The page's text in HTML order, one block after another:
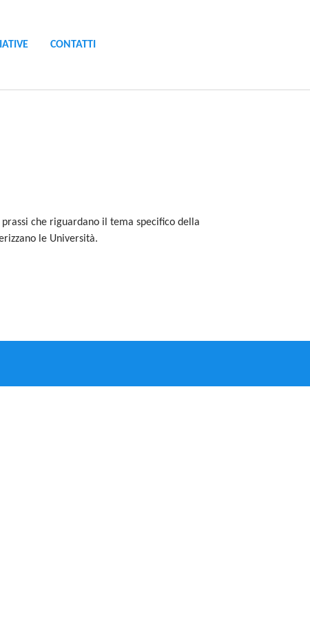
CONTATTI
che riguardano il tema specifico della
le Università.